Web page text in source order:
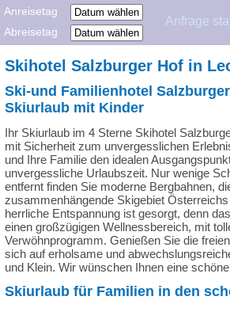
Anreisetag
Abreisetag
Skihotel Salzburger Hof in
Ski-und Familienhotel
Skiurlaub mit Kinder
Ihr Skiurlaub im 4 Sterne Skihotel
mit Sicherheit zum unvergesslichen
und Ihre Familie den idealen
unvergessliche Urlaubszeit. Nur wenige
entfernt finden Sie moderne Bergbahnen,
zusammenhängende Skigebiet
herrliche Entspannung ist gesorgt, denn
einen großzügigen Wellnessbereich, mit
Verwöhnprogramm. Genießen Sie die
sich auf erholsame und
und Klein. Wir wünschen Ihnen eine
Skiurlaub für Familien in den